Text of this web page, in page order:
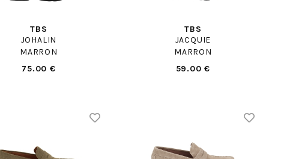
TBS
JOHALIN
MARRON
75.00 €
TBS
JACQUIE
MARRON
59.00 €